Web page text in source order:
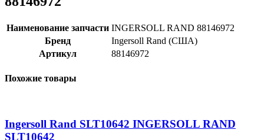
Наименование запчасти INGERSOLL RAND 88146972
Бренд
Ingersoll Rand (США)
Артикул
88146972
Похожие товары
Ingersoll Rand SLT10642 INGERSOLL RAND
SLT10642